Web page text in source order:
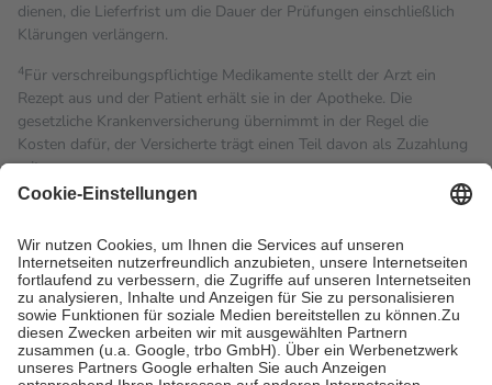
dienen, die Lieferfrist um die Dauer der Prüfungen einschließlich
Klärungen verlängern.
4Für verschreibungspflichtige Medikamente stellt der Arzt ein
Rezept aus und der Patient erhält sie in der Apotheke. Die
gesetzliche Krankenversicherung übernimmt in der Regel die
Kosten dafür, der Versicherte trägt einen Teil davon als Zuzahlung
mit.
Grundsätzlich leisten Mitglieder Zuzahlungen in Höhe von zehn
höchstens zehn Euro.
Es sind jedoch nie mehr als die
tatsächlichen Kosten der Leistung zu entrichten.
Diese Regeln gelten grundsätzlich auch für Online-Apotheken.
Bei Heilmitteln und häuslicher Krankenpflege beträgt die
Zuzahlung zehn Prozent der Kosten sowie zehn Euro je
Verordnung.
Um das Engagement der Versicherten für ihre eigene Gesundheit